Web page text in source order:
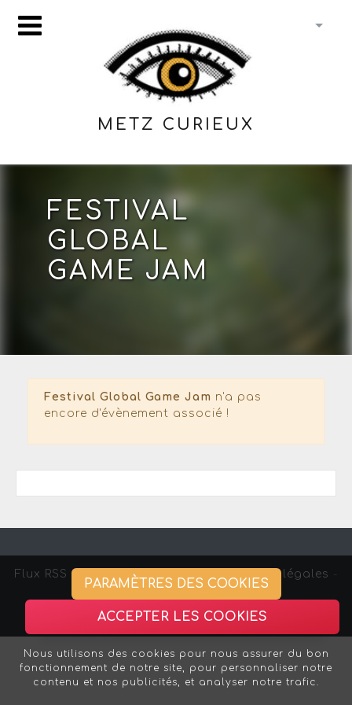
METZ CURIEUX
FESTIVAL
GLOBAL
GAME JAM
Festival Global Game Jam n'a pas
encore d'évènement associé !
Flux RSS - Gestion des cookies - Mentions légales
Association Strasbourg Curieux
PARAMÈTRES DES COOKIES
ACCEPTER LES COOKIES
Nous utilisons des cookies pour nous assurer du bon
fonctionnement de notre site, pour personnaliser notre
contenu et nos publicités, et analyser notre trafic.